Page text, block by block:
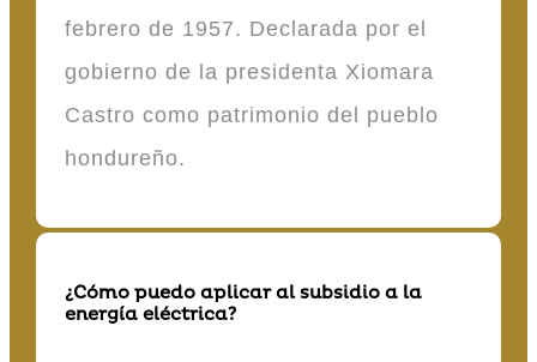
febrero de 1957. Declarada por el
gobierno de la presidenta Xiomara
Castro como patrimonio del pueblo
hondureño.
¿Cómo puedo aplicar al subsidio a la
energía eléctrica?